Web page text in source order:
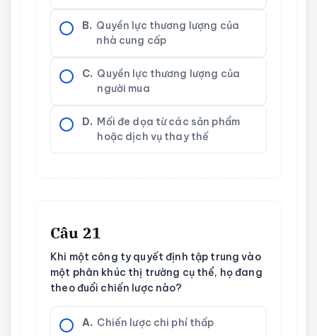
B. Quyền lực thương lượng của
nhà cung cấp
C. Quyền lực thương lượng của
người mua
D. Mối đe dọa từ các sản phẩm
hoặc dịch vụ thay thế
Câu 21
Khi một công ty quyết định tập trung vào
một phân khúc thị trường cụ thể, họ đang
theo đuổi chiến lược nào?
A. Chiến lược chi phí thấp